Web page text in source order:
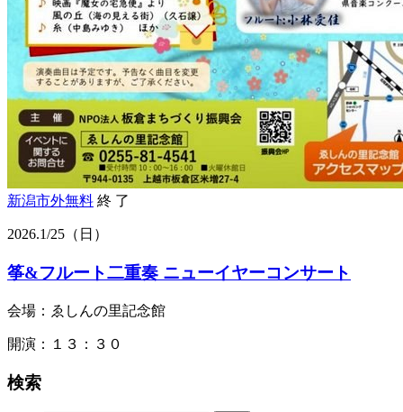
新潟市外無料 終 了
2026.1/25 （日）
筝&フルート二重奏 ニューイヤーコンサート
会場：ゑしんの里記念館
開演：１３：３０
検索